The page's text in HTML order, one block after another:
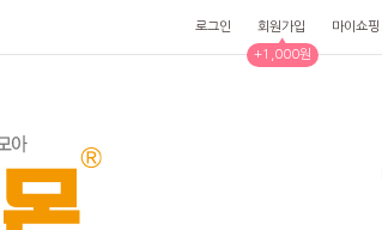
로그인 회원가입
▲
+1,000원
마이쇼핑